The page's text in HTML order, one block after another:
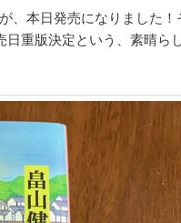
、本日発売になりました！
重版決定という、素晴ら